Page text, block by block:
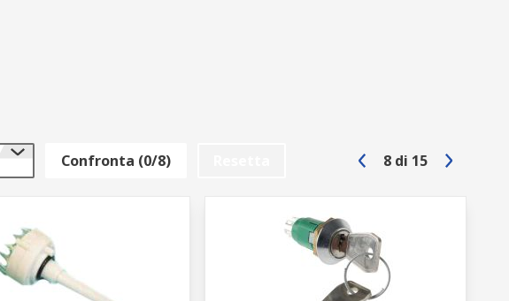
Confronta (0/8) 8 di 15